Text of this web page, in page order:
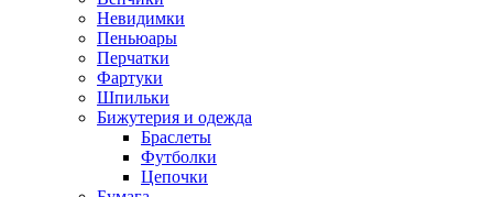
Невидимки
Пеньюары
Перчатки
Фартуки
Шпильки
Бижутерия и одежда
Браслеты
Футболки
Цепочки